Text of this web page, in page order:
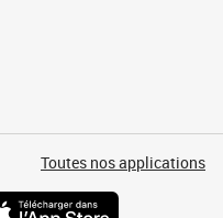
Toutes nos applications